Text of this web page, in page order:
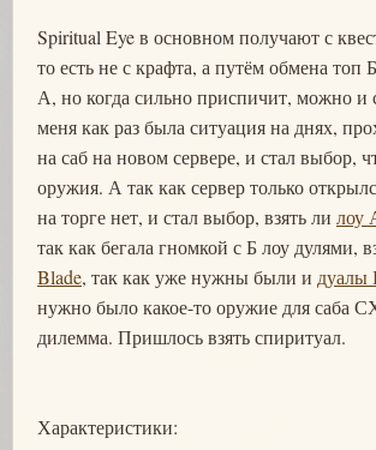
Spiritual Eye в основном получают с
то есть не с крафта, а путём обмена топ
А, но когда сильно приспичит, можно и
меня как раз была ситуация на днях,
на саб на новом сервере, и стал выбор,
оружия. А так как сервер только
на торге нет, и стал выбор, взять ли лоу
так как бегала гномкой с Б лоу дулями,
Blade, так как уже нужны были и дуалы
нужно было какое-то оружие для саба
дилемма. Пришлось взять спиритуал.
Характеристики: